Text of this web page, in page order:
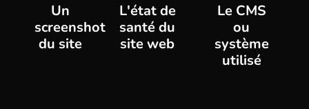
Un
screenshot
du site
L'état de
santé du
site web
Le CMS
ou
système
utilisé